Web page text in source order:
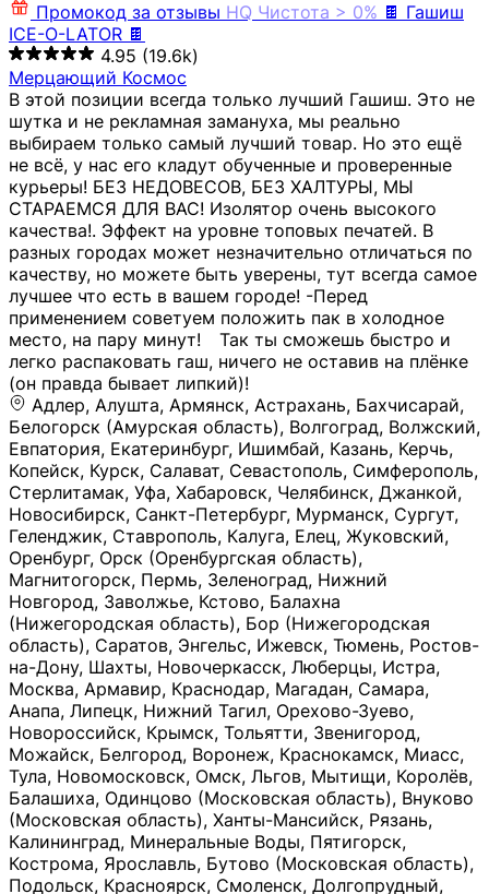
Промокод за отзывы HQ Чистота > 0% 🍫 Гашиш
ICE-O-LATOR 🍫
4.95 (19.6k)
Мерцающий Космос
В этой позиции всегда только лучший Гашиш. Это не
шутка и не рекламная замануха, мы реально
выбираем только самый лучший товар. Но это ещё
не всё, у нас его кладут обученные и проверенные
курьеры! БЕЗ НЕДОВЕСОВ, БЕЗ ХАЛТУРЫ, МЫ
СТАРАЕМСЯ ДЛЯ ВАС! Изолятор очень высокого
качества!. Эффект на уровне топовых печатей. В
разных городах может незначительно отличаться по
качеству, но можете быть уверены, тут всегда самое
лучшее что есть в вашем городе! -Перед
применением советуем положить пак в холодное
место, на пару минут!⠀ Так ты сможешь быстро и
легко распаковать гаш, ничего не оставив на плёнке
(он правда бывает липкий)!
Адлер, Алушта, Армянск, Астрахань, Бахчисарай,
Белогорск (Амурская область), Волгоград, Волжский,
Евпатория, Екатеринбург, Ишимбай, Казань, Керчь,
Копейск, Курск, Салават, Севастополь, Симферополь,
Стерлитамак, Уфа, Хабаровск, Челябинск, Джанкой,
Новосибирск, Санкт-Петербург, Мурманск, Сургут,
Геленджик, Ставрополь, Калуга, Елец, Жуковский,
Оренбург, Орск (Оренбургская область),
Магнитогорск, Пермь, Зеленоград, Нижний
Новгород, Заволжье, Кстово, Балахна
(Нижегородская область), Бор (Нижегородская
область), Саратов, Энгельс, Ижевск, Тюмень, Ростов-
на-Дону, Шахты, Новочеркасск, Люберцы, Истра,
Москва, Армавир, Краснодар, Магадан, Самара,
Анапа, Липецк, Нижний Тагил, Орехово-Зуево,
Новороссийск, Крымск, Тольятти, Звенигород,
Можайск, Белгород, Воронеж, Краснокамск, Миасс,
Тула, Новомосковск, Омск, Льгов, Мытищи, Королёв,
Балашиха, Одинцово (Московская область), Внуково
(Московская область), Ханты-Мансийск, Рязань,
Калининград, Минеральные Воды, Пятигорск,
Кострома, Ярославль, Бутово (Московская область),
Подольск, Красноярск, Смоленск, Долгопрудный,